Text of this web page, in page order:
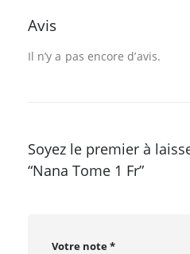
Avis
Il n’y a pas encore d’avis.
Soyez le premier à
“Nana Tome 1 Fr”
Votre note*